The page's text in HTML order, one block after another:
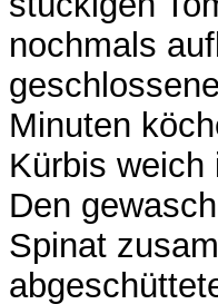
nochmals
Minuten
Kürbis weich
Den
Spinat